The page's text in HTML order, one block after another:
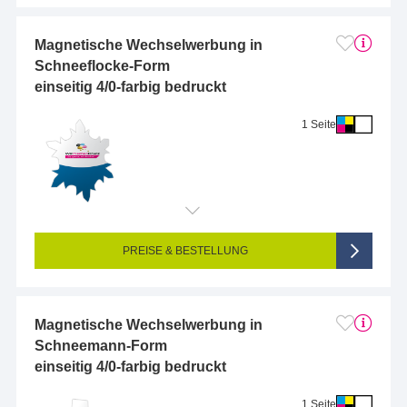
Magnetische Wechselwerbung in
Schneeflocke-Form
einseitig 4/0-farbig bedruckt
1 Seite
Endformat (bedruckte Fläche): 2 x 2 cm
Seitigkeit: 1-seitig (Vorderseite bedruckt, Rückseite unbedruckt)
4/0-farbig CMYK (vollfarbig bedruckt)
PREISE & BESTELLUNG
Magnetische Wechselwerbung in
Schneemann-Form
einseitig 4/0-farbig bedruckt